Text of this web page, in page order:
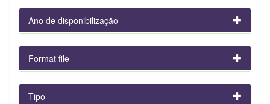
Ano de disponibilização
Format file
Tipo